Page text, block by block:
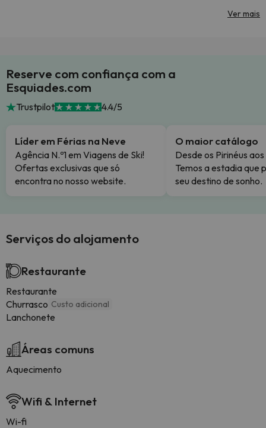
Ver mais
Reserve com confiança com a
Esquiades.com
Trustpilot 4.4/5
Líder em Férias na Neve
Agência N.º1 em Viagens de Ski!
Ofertas exclusivas que só
encontra no nosso website.
O maior catálogo
Desde os Pirinéus
Temos a estadia que
seu destino de sonho.
Serviços do alojamento
Restaurante
Restaurante
Churrasco Custo adicional
Lanchonete
Áreas comuns
Aquecimento
Wifi & Internet
Wi-fi